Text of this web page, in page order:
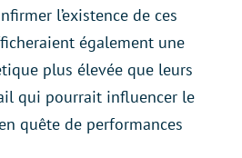
l’existence de ces
également une
plus élevée que leurs
qui pourrait influencer le
quête de performances